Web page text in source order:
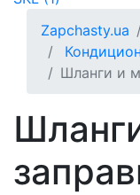
Zapchasty.ua
Шланги и